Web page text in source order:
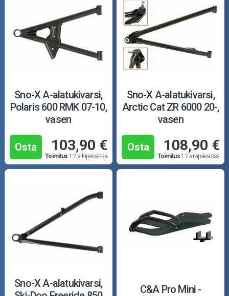
Sno-X A-alatukivarsi,
Polaris 600 RMK 07-10,
vasen
Osta 103,90 €
Toimitus 1-2 arkipäivässä
Sno-X A-alatukivarsi,
Arctic Cat ZR 6000 20-,
vasen
Osta 108,90 €
Toimitus1-2 arkipäivässä
Sno-X A-alatukivarsi,
C&A Pro Mini -